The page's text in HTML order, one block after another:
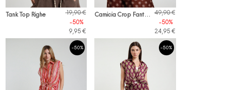
Tank Top Righe
19,90 €
-50%
9,95 €
C
amicia Crop Fantasia 49,90 €
-50%
24,95 €
-50% -50%